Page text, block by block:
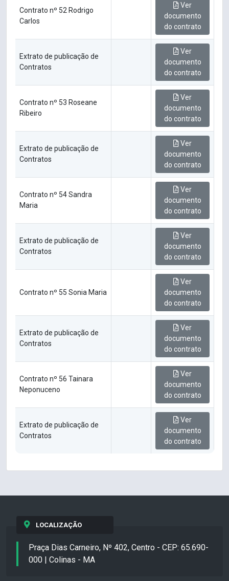
Contrato nº 52 Rodrigo
Carlos
Ver
documento
do contrato
Extrato de publicação de
Contratos
Ver
documento
do contrato
Contrato nº 53 Roseane
Ribeiro
Ver
documento
do contrato
Extrato de publicação de
Contratos
Ver
documento
do contrato
Contrato nº 54 Sandra
Maria
Ver
documento
do contrato
Extrato de publicação de
Contratos
Ver
documento
do contrato
Contrato nº 55 Sonia Maria
Ver
documento
do contrato
Extrato de publicação de
Contratos
Ver
documento
do contrato
Contrato nº 56 Tainara
Neponuceno
Ver
documento
do contrato
Extrato de publicação de
Contratos
Ver
documento
do contrato
LOCALIZAÇÃO
Praça Dias Carneiro, Nº 402, Centro - CEP: 65.690-
000 | Colinas - MA